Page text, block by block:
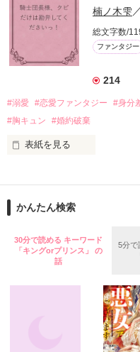
ディです。
＊この世界のお金はお札に
＊なろう、カクヨム、アル
「いやっほぉぉおお〜い！
バンジーした侯爵令嬢の
甘いマスクの公爵様の頭上
「…は？」
リリィ・ロゼッタ侯爵令嬢
ふんわりとした淡いピンク
透き通るほど白い肌と華奢
お人形のように可愛いらし
ギル・レイヴン公爵
サラサラとした綺麗な黒
楠ノ木雫
総文字数/
ファンタジー
214
#溺愛 #恋愛ファンタジー #身分
#胸キュン
#婚約破棄
表紙を見る
目が覚めたら、自分の隣
朝の鍛錬が迫っていて置
鍛錬後の業務中に遭遇、彼
「そうだな……黙ってはお
う言葉は言わないほうがい
かんたん検索
30分で読める キーワード
「キングorプリンス」 の
話
5分で